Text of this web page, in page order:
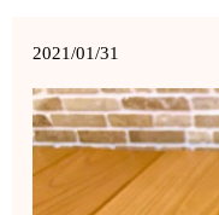
2021/01/31